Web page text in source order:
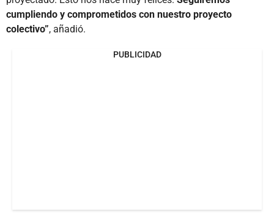
cumpliendo y comprometidos con nuestro proyecto
colectivo”, añadió.
PUBLICIDAD